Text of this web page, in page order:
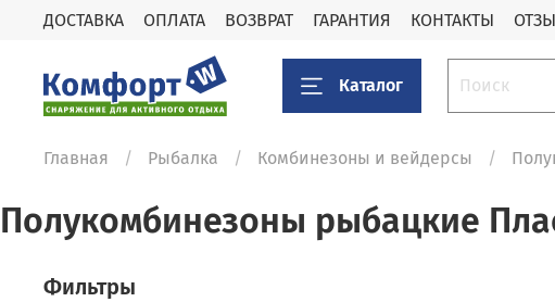
ДОСТАВКА ОПЛАТА ВОЗВРАТ ГАРАНТИЯ КОНТАКТЫ
Каталог
Главная Рыбалка Комбинезоны и вейдерсы
Полукомбинезоны рыбацкие
Фильтры